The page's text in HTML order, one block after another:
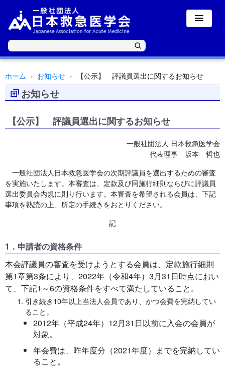
ホーム お知らせ 【公示】 評議員選出に関するお知らせ
お知らせ
【公示】 評議員選出に関するお知らせ
一般社団法人 日本救急医学会
代表理事 坂本 哲也
一般社団法人日本救急医学会の次期評議員を選出するための審査
を実施いたします。本審査は、定款及び同施行細則ならびに評議員
選出委員会内規に則り行います。本審査を希望される会員は、下記
事項を熟読の上、所定の手続きをおとりください。
記
1．申請者の資格条件
本会評議員の審査を受けようとする会員は、定款施行細則
第1章第3条により、2022年（令和4年）3月31日時点におい
て、下記1～6の資格条件をすべて満たしていること。
引き続き10年以上当法人会員であり、かつ会費を完納してい
ること。
2012年（平成24年）12月31日以前に入会の会員が
対象。
年会費は、昨年度分（2021年度）までを完納してい
ること。